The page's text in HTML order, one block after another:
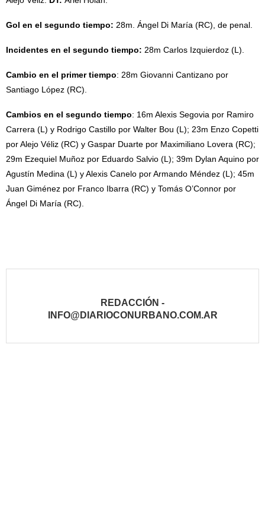
Gol en el segundo tiempo: 28m. Ángel Di María (RC), de penal.
Incidentes en el segundo tiempo: 28m Carlos Izquierdoz (L).
Cambio en el primer tiempo: 28m Giovanni Cantizano por
Santiago López (RC).
Cambios en el segundo tiempo: 16m Alexis Segovia por Ramiro
Carrera (L) y Rodrigo Castillo por Walter Bou (L); 23m Enzo Copetti
por Alejo Véliz (RC) y Gaspar Duarte por Maximiliano Lovera (RC);
29m Ezequiel Muñoz por Eduardo Salvio (L); 39m Dylan Aquino por
Agustín Medina (L) y Alexis Canelo por Armando Méndez (L); 45m
Juan Giménez por Franco Ibarra (RC) y Tomás O’Connor por
Ángel Di María (RC).
REDACCIÓN -
INFO@DIARIOCONURBANO.COM.AR